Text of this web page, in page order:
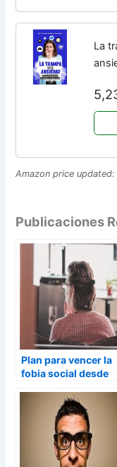
La
Amazon price
Publicaciones
Plan para vencer la
fobia social desde